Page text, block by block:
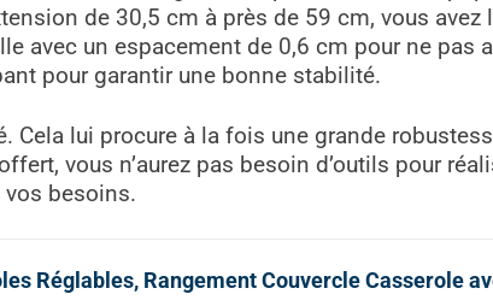
de 30,5 cm à près de 59 cm, vous avez
avec un espacement de 0,6 cm pour ne pas
pour garantir une bonne stabilité.
Cela lui procure à la fois une grande
vous n’aurez pas besoin d’outils pour
vos besoins.
Réglables, Rangement Couvercle Casserole